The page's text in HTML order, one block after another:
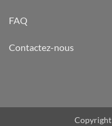
FAQ
Contactez-nous